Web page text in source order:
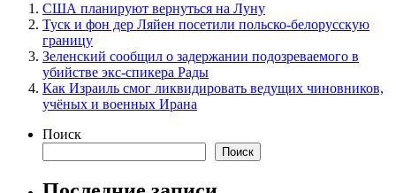
США планируют вернуться на Луну
Туск и фон дер Ляйен посетили польско-белорусскую
границу
Зеленский сообщил о задержании подозреваемого в
убийстве экс-спикера Рады
Как Израиль смог ликвидировать ведущих чиновников,
учёных и военных Ирана
Поиск
Поиск